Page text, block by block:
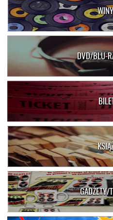
DVD/BLU-
GADŻETY/